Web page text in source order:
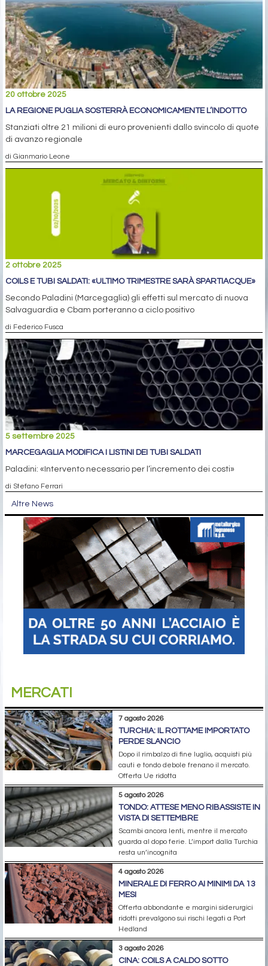
20 ottobre 2025
LA REGIONE PUGLIA SOSTERRÀ ECONOMICAMENTE L’INDOTTO
Stanziati oltre 21 milioni di euro provenienti dallo svincolo di quote
di avanzo regionale
di Gianmario Leone
2 ottobre 2025
COILS E TUBI SALDATI: «ULTIMO TRIMESTRE SARÀ SPARTIACQUE»
Secondo Paladini (Marcegaglia) gli effetti sul mercato di nuova
Salvaguardia e Cbam porteranno a ciclo positivo
di Federico Fusca
5 settembre 2025
MARCEGAGLIA MODIFICA I LISTINI DEI TUBI SALDATI
Paladini: «Intervento necessario per l’incremento dei costi»
di Stefano Ferrari
Altre News
MERCATI
7 agosto 2026
TURCHIA: IL ROTTAME IMPORTATO
PERDE SLANCIO
Dopo il rimbalzo di fine luglio, acquisti più
cauti e tondo debole frenano il mercato.
Offerta Ue ridotta
5 agosto 2026
TONDO: ATTESE MENO RIBASSISTE IN
VISTA DI SETTEMBRE
Scambi ancora lenti, mentre il mercato
guarda al dopo ferie. L’import dalla Turchia
resta un’incognita
4 agosto 2026
MINERALE DI FERRO AI MINIMI DA 13
MESI
Offerta abbondante e margini siderurgici
ridotti prevalgono sui rischi legati a Port
Hedland
3 agosto 2026
CINA: COILS A CALDO SOTTO